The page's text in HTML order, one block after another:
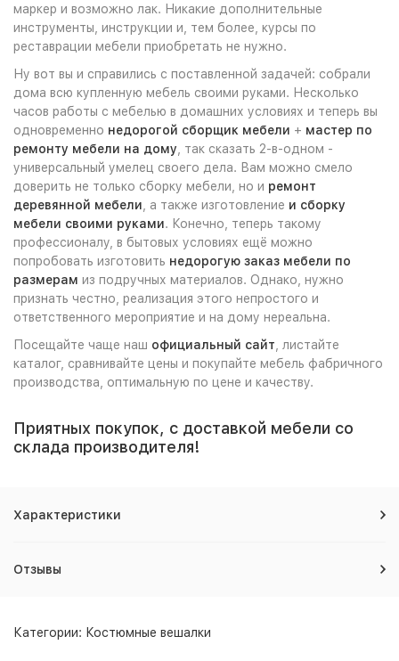
маркер и возможно лак. Никакие дополнительные
инструменты, инструкции и, тем более, курсы по
реставрации мебели приобретать не нужно.
Ну вот вы и справились с поставленной задачей: собрали
дома всю купленную мебель своими руками. Несколько
часов работы с мебелью в домашних условиях и теперь вы
одновременно недорогой сборщик мебели + мастер по
ремонту мебели на дому , так сказать 2-в-одном -
универсальный умелец своего дела. Вам можно смело
доверить не только сборку мебели, но и ремонт
деревянной мебели , а также изготовление и сборку
мебели своими руками. Конечно, теперь такому
профессионалу, в бытовых условиях ещё можно
попробовать изготовить недорогую заказ мебели по
размерам из подручных материалов. Однако, нужно
признать честно, реализация этого непростого и
ответственного мероприятие и на дому нереальна.
Посещайте чаще наш официальный сайт , листайте
каталог, сравнивайте цены и покупайте мебель фабричного
производства, оптимальную по цене и качеству.
Приятных покупок, с доставкой мебели со
склада производителя!
Характеристики
Отзывы
Категории: Костюмные вешалки